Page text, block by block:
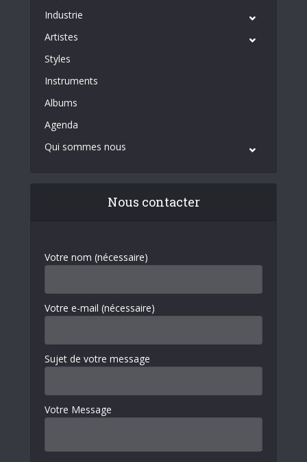
Industrie
Artistes
Styles
Instruments
Albums
Agenda
Qui sommes nous
Nous contacter
Votre nom (nécessaire)
Votre e-mail (nécessaire)
Sujet de votre message
Votre Message